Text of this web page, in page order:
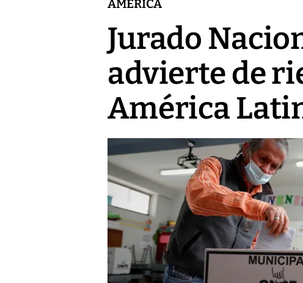
AMÉRICA
Jurado
advierte de
América